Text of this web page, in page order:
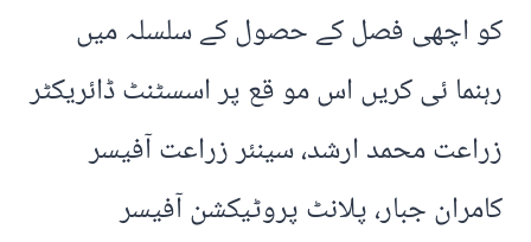
کو اچھی فصل کے حصول کے سلسلہ میں
رہنما ئی کریں اس مو قع پر اسسٹنٹ ڈائریکٹر
زراعت محمد ارشد، سینئر زراعت آفیسر
کامران جبار، پلانٹ پروٹیکشن آفیسر